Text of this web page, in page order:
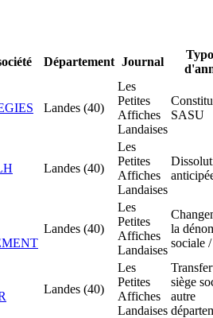
Département Journal
Landes (40)
Les
Petites
Affiches
Landaises
SASU
Landes (40)
Les
Petites
Affiches
Landaises
Landes (40)
Les
Petites
Affiches
Landaises
la
sociale
Landes (40)
Les
Petites
Affiches
Landaises
siège
autre